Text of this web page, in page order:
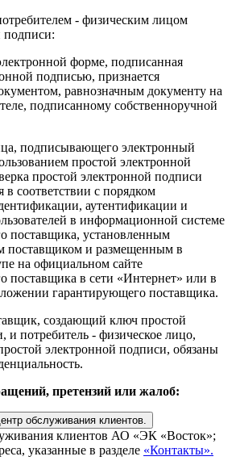
- физическим лицом
подписи:
форме, подписанная
подписью, признается
равнозначным документу на
подписанному собственноручной
подписывающего электронный
простой электронной
простой электронной подписи
в соответствии с порядком
аутентификации и
в информационной системе
поставщика, установленным
поставщиком и размещенным в
на официальном сайте
поставщика в сети «Интернет» или в
гарантирующего поставщика.
создающий ключ простой
и потребитель - физическое лицо,
электронной подписи, обязаны
претензий или жалоб:
обслуживания клиентов.
клиентов АО «ЭК «Восток»;
указанные в разделе «Контакты».